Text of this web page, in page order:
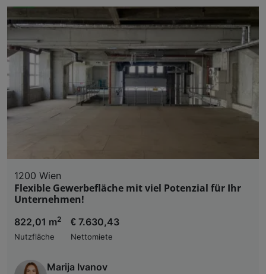
1200 Wien
Flexible Gewerbefläche mit viel Potenzial für Ihr
Unternehmen!
822,01 m2
Nutzfläche
€ 7.630,43
Nettomiete
Marija Ivanov